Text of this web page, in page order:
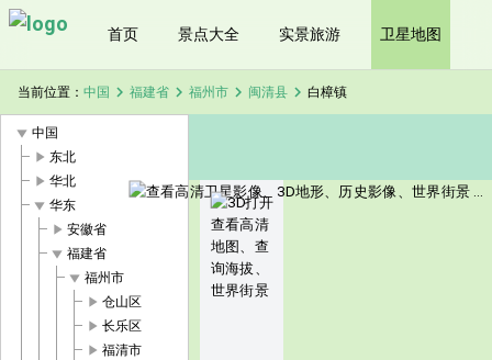
首页 景点大全 实景旅游 卫星地图
当前位置： 中国 chevron_right 福建省 chevron_right 福州市 chevron_right 闽清县 chevron_right 白樟镇
play_arrow 中国
play_arrow 东北
play_arrow 华北
play_arrow 华东
play_arrow 安徽省
play_arrow 福建省
play_arrow 福州市
play_arrow 仓山区
play_arrow 长乐区
play_arrow 福清市